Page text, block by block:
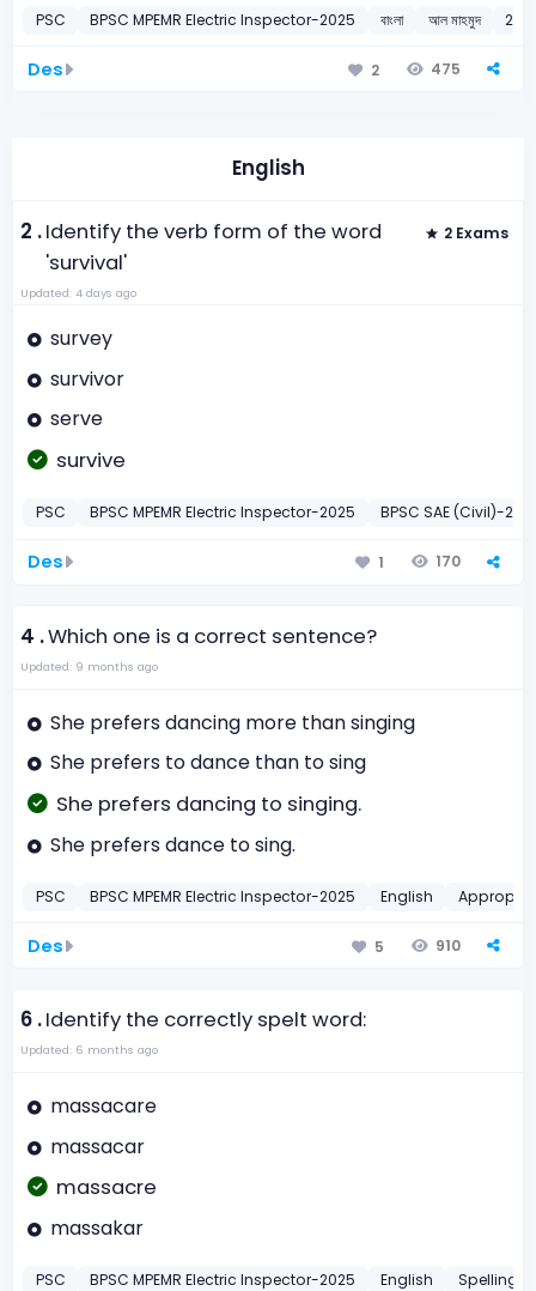
PSC BPSC MPEMR Electric Inspector-2025 বাংলা আল মাহমুদ
Des 2 475
English
2 .Identify the verb form of the word
'survival'
2 Exams
Updated: 4 days ago
survey
survivor
serve
survive
PSC BPSC MPEMR Electric Inspector-2025 BPSC SAE (Civil)-2017
Des 1 170
4 .Which one is a correct sentence?
Updated: 9 months ago
She prefers dancing more than singing
She prefers to dance than to sing
She prefers dancing to singing.
She prefers dance to sing.
PSC BPSC MPEMR Electric Inspector-2025 English
Des 5 910
6 .Identify the correctly spelt word:
Updated: 6 months ago
massacare
massacar
massacre
massakar
PSC BPSC MPEMR Electric Inspector-2025 English Spellings